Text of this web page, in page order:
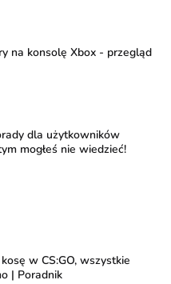
na konsolę Xbox - przegląd
dla użytkowników
mogłeś nie wiedzieć!
w CS:GO, wszystkie
| Poradnik